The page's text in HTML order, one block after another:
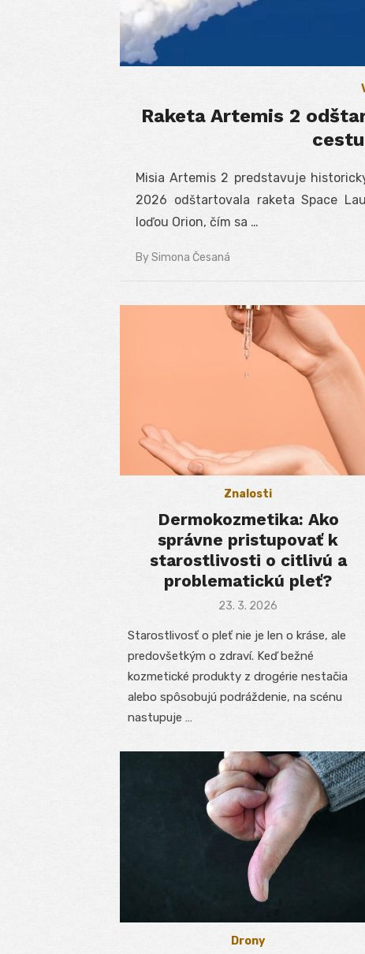
Raketa Artemis 2
Misia Artemis 2 predstavuje
2026 odštartovala raketa Space
loďou Orion, čím sa …
BySimona Česaná
Znalosti
Dermokozmetika: Ako
správne pristupovať k
starostlivosti o citlivú a
problematickú pleť?
Posted
23. 3. 2026
Starostlivosť o pleť nie je len o kráse, ale
predovšetkým o zdraví. Keď bežné
kozmetické produkty z drogérie nestačia
alebo spôsobujú podráždenie, na scénu
nastupuje …
Drony